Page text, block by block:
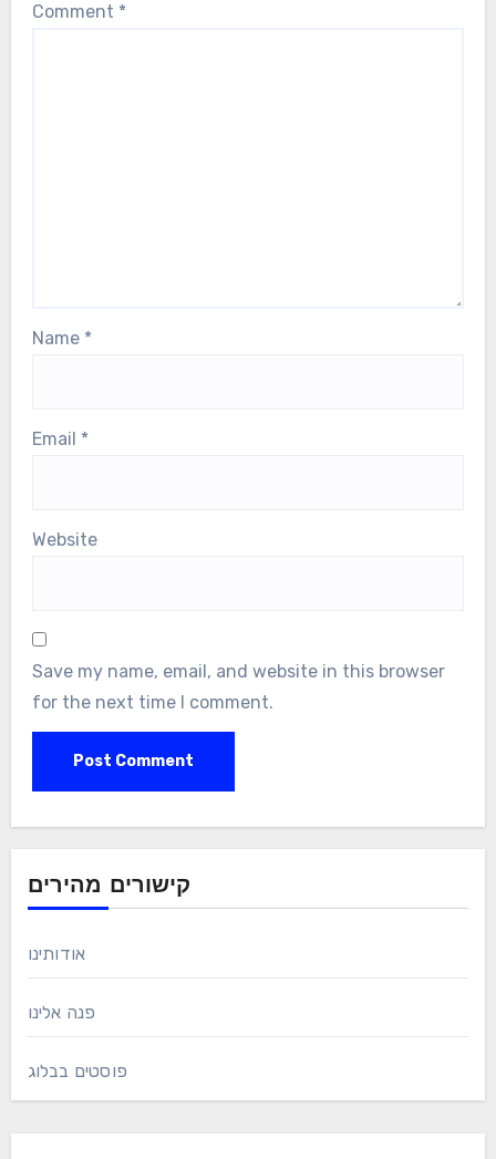
Comment *
Name *
Email *
Website
Save my name, email, and website in this browser
for the next time I comment.
קישורים מהירים
אודותינו
פנה אלינו
פוסטים בבלוג